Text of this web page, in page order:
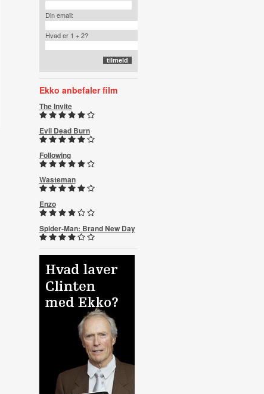
Din email:
Hvad er 1 + 2?
Ekko anbefaler film
The Invite
Evil Dead Burn
Following
Wasteman
Enzo
Spider-Man: Brand New Day